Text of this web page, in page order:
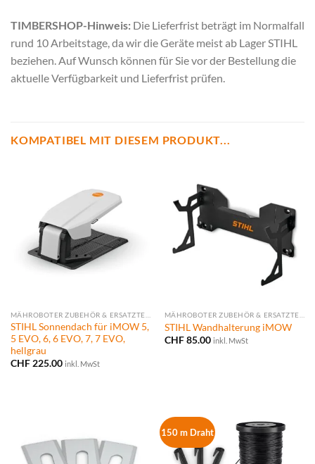
TIMBERSHOP-Hinweis: Die Lieferfrist beträgt im Normalfall
rund 10 Arbeitstage, da wir die Geräte meist ab Lager STIHL
beziehen. Auf Wunsch können für Sie vor der Bestellung die
aktuelle Verfügbarkeit und Lieferfrist prüfen.
KOMPATIBEL MIT DIESEM PRODUKT...
STIHL Sonnendach für iMOW 5,
5 EVO, 6, 6 EVO, 7, 7 EVO,
hellgrau
CHF225.00 inkl. MwSt
STIHL Wandhalterung iMOW
CHF85.00 inkl. MwSt
150 m Draht